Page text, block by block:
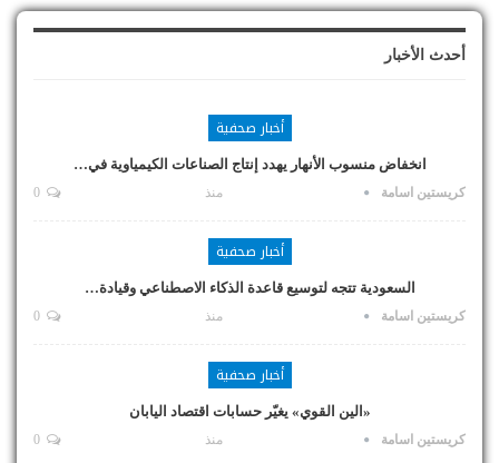
أحدث الأخبار
أخبار صحفية
انخفاض منسوب الأنهار يهدد إنتاج الصناعات الكيمياوية في…
كريستين اسامة منذ
أخبار صحفية
السعودية تتجه لتوسيع قاعدة الذكاء الاصطناعي وقيادة…
كريستين اسامة منذ
أخبار صحفية
«الين القوي» يغيّر حسابات اقتصاد اليابان
كريستين اسامة منذ